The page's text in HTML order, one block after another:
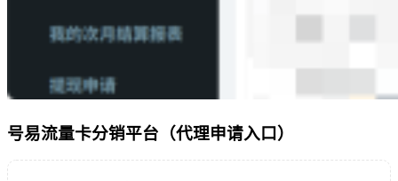
号易流量卡分销平台（代理申请入口）